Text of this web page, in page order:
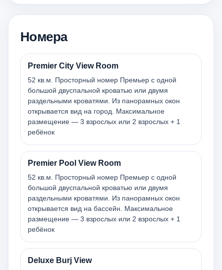
Номера
Premier City View Room
52 кв.м. Просторный номер Премьер с одной
большой двуспальной кроватью или двумя
раздельными кроватями. Из панорамных окон
открывается вид на город. Максимальное
размещение — 3 взрослых или 2 взрослых + 1
ребёнок
Premier Pool View Room
52 кв.м. Просторный номер Премьер с одной
большой двуспальной кроватью или двумя
раздельными кроватями. Из панорамных окон
открывается вид на бассейн. Максимальное
размещение — 3 взрослых или 2 взрослых + 1
ребёнок
Deluxe Burj View